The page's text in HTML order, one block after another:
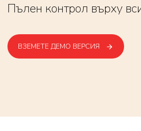
Пълен контрол върху
ВЗЕМЕТЕ ДЕМО ВЕРСИЯ